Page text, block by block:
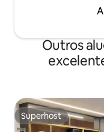
Outros
Superhost
Superhost